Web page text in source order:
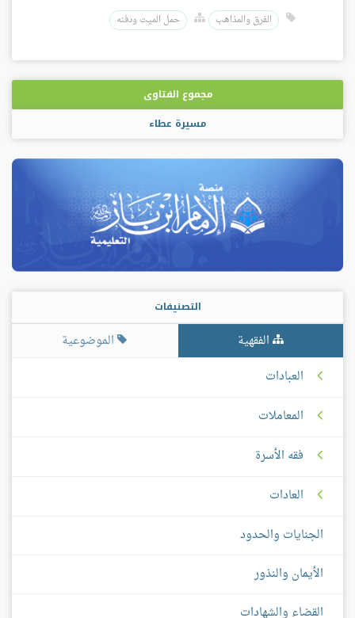
الفرق والمذاهب حمل الميت ودفنه
مجموع الفتاوى
مسيرة عطاء
التصنيفات
الفقهية
الموضوعية
العبادات
المعاملات
فقه الأسرة
العادات
الجنايات والحدود
الأيمان والنذور
القضاء والشهادات